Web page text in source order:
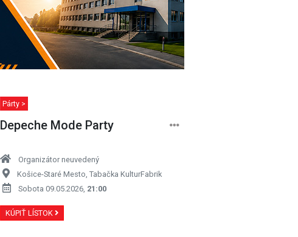
Párty >
Depeche Mode Party
Organizátor neuvedený
Košice-Staré Mesto, Tabačka KulturFabrik
Sobota 09.05.2026, 21:00
KÚPIŤ LÍSTOK